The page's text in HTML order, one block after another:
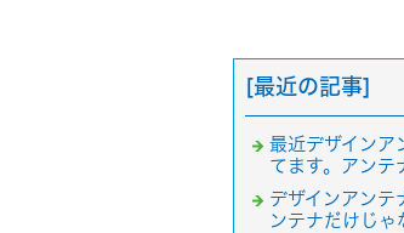
[最近の記事]
最近デザインア
てます。アンテ
デザインアンテ
ンテナだけじゃ